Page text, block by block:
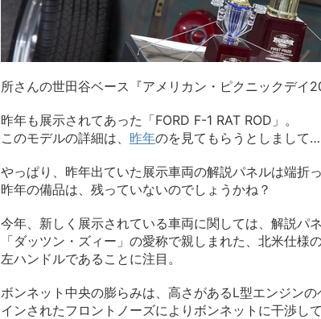
所さんの世田谷ベース『アメリカン・ピクニックデイ
昨年も展示されてあった「FORD F-1 RAT ROD」。
このモデルの詳細は、 昨年のを見てもらうとしまして…
やっぱり、昨年出ていた展示車両の解説パネルは端折っ
昨年の備品は、残っていないのでしょうかね？
今年、新しく展示されている車両に関しては、解説パ
「ダッツン・ズィー」の愛称で親しまれた、北米仕様
左ハンドルであることに注目。
ボンネット中央の膨らみは、高さがあるL型エンジン
インされたフロントノーズによりボンネットに干渉し